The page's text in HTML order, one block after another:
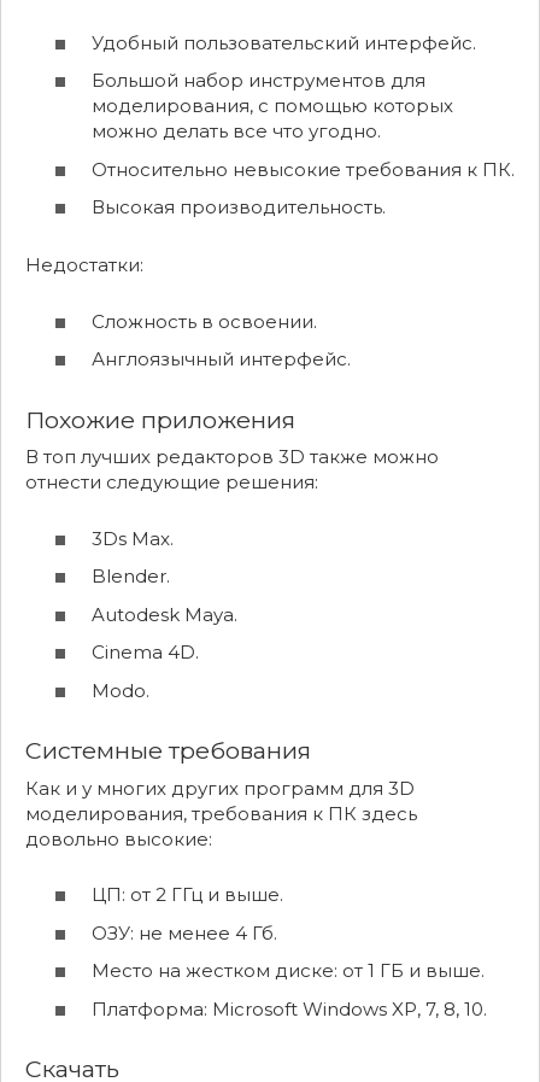
Удобный пользовательский интерфейс.
Большой набор инструментов для
моделирования, с помощью которых
можно делать все что угодно.
Относительно невысокие требования к ПК.
Высокая производительность.
Недостатки:
Сложность в освоении.
Англоязычный интерфейс.
Похожие приложения
В топ лучших редакторов 3D также можно
отнести следующие решения:
3Ds Max.
Blender.
Autodesk Maya.
Cinema 4D.
Modo.
Системные требования
Как и у многих других программ для 3D
моделирования, требования к ПК здесь
довольно высокие:
ЦП: от 2 ГГц и выше.
ОЗУ: не менее 4 Гб.
Место на жестком диске: от 1 ГБ и выше.
Платформа: Microsoft Windows XP, 7, 8, 10.
Скачать